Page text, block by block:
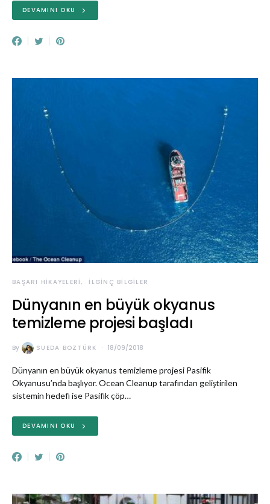
DEVAMINI OKU
BAŞARI HIKAYELERI İLGINÇ BILGILER
Dünyanın en büyük okyanus
temizleme projesi başladı
By SUEDA BOZTÜRK 18/09/2018
Dünyanın en büyük okyanus temizleme projesi Pasifik
Okyanusu’nda başlıyor. Ocean Cleanup tarafından geliştirilen
sistemin hedefi ise Pasifik çöp…
DEVAMINI OKU